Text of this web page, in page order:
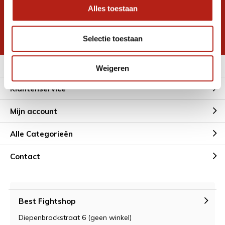
Alles toestaan
Selectie toestaan
Weigeren
korting
* Lees hier de wettelijke beperkingen
Klantenservice
Mijn account
Alle Categorieën
Contact
Best Fightshop
Diepenbrockstraat 6 (geen winkel)